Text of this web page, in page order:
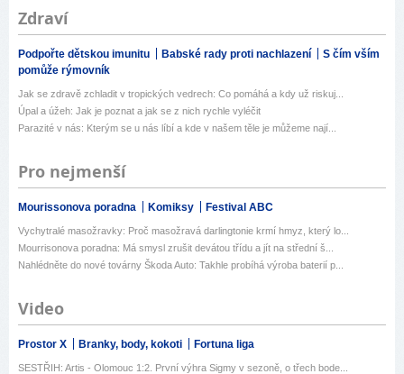
Zdraví
Podpořte dětskou imunitu Babské rady proti nachlazení
S čím vším
pomůže rýmovník
Jak se zdravě zchladit v tropických vedrech: Co pomáhá a kdy už riskuj...
Úpal a úžeh: Jak je poznat a jak se z nich rychle vyléčit
Parazité v nás: Kterým se u nás líbí a kde v našem těle je můžeme nají...
Pro nejmenší
Mourissonova poradna Komiksy Festival ABC
Vychytralé masožravky: Proč masožravá darlingtonie krmí hmyz, který lo...
Mourrisonova poradna: Má smysl zrušit devátou třídu a jít na střední š...
Nahlédněte do nové továrny Škoda Auto: Takhle probíhá výroba baterií p...
Video
Prostor X Branky, body, kokoti Fortuna liga
SESTŘIH: Artis - Olomouc 1:2. První výhra Sigmy v sezoně, o třech bode...